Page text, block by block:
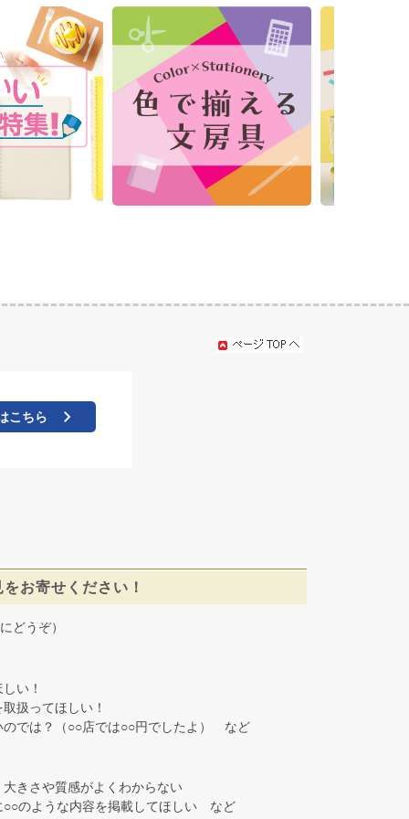
こちら
お寄せください！
どうぞ）
い！
扱ってほしい！
では？（○○店では○○円でしたよ） など
きさや質感がよくわからない
のような内容を掲載してほしい など